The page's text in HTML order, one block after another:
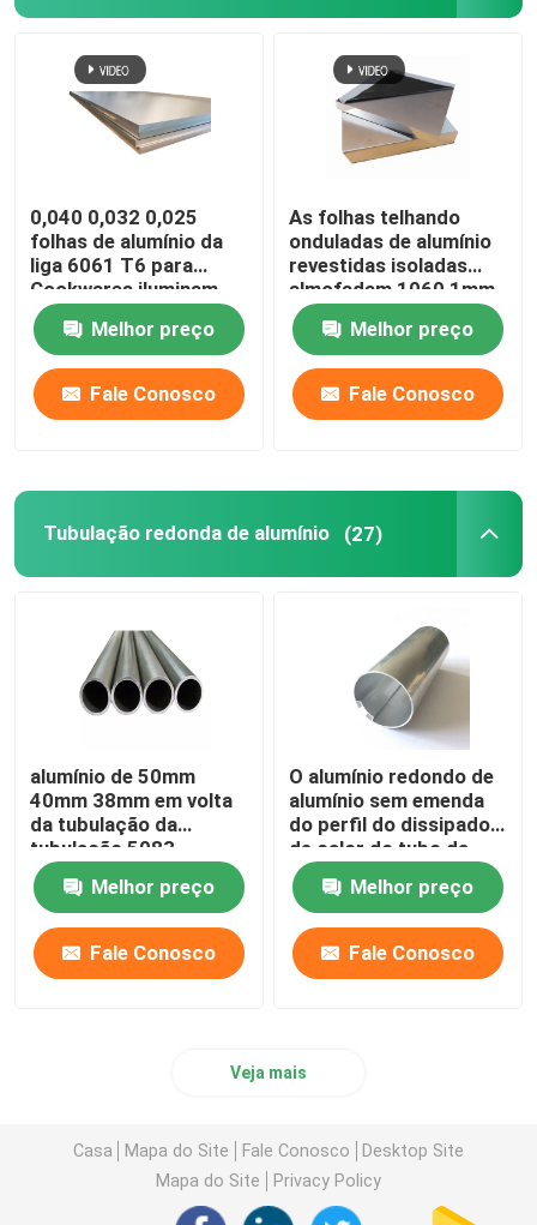
0,040 0,032 0,025
folhas de alumínio da
liga 6061 T6 para
Cookwares iluminam
placas da impressão
da sublimação
Melhor preço
Fale Conosco
As folhas telhando
onduladas de alumínio
revestidas isoladas
almofadam 1060 1mm
3mm 5mm 10mm 3004
3005 Melhor preço
Fale Conosco
Tubulação redonda de alumínio (27)
alumínio de 50mm
40mm 38mm em volta
da tubulação da
tubulação 5083
flanges T5 7075 T6
para a tubulação de
óleo
Melhor preço
Fale Conosco
O alumínio redondo de
alumínio sem emenda
do perfil do dissipador
de calor do tubo da
tubulação expulsou
25mm serrilhados
45mm 70mm
Melhor preço
Fale Conosco
Veja mais
Casa Mapa do Site Fale Conosco
Desktop Site
Mapa do Site
Privacy Policy